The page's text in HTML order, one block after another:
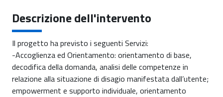
Descrizione dell'intervento
Il progetto ha previsto i seguenti Servizi:
-Accoglienza ed Orientamento: orientamento di base,
decodifica della domanda, analisi delle competenze in
relazione alla situazione di disagio manifestata dall’utente;
empowerment e supporto individuale, orientamento